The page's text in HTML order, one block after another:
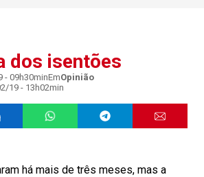
dos isentões
- 09h30minEmOpinião
19 - 13h02min
há mais de três meses, mas a